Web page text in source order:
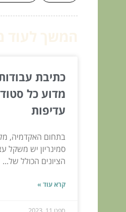
כתיבת
מדוע כל
עדיפות
בתחום האקדמיה,
סמינריון יש משקל
הציונים הכולל של...
קרא עוד »